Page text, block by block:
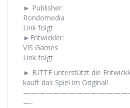
► Publisher:
Rondomedia
Link folgt
►Entwickler:
VIS Games
Link folgt
► BITTE unterstützt die
kauft das Spiel im Original!
—-